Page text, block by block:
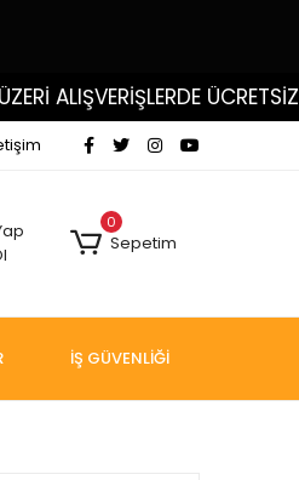
ALIŞVERİŞLERDE ÜCRETSİZ
0
Sepetim
İŞ GÜVENLİĞİ